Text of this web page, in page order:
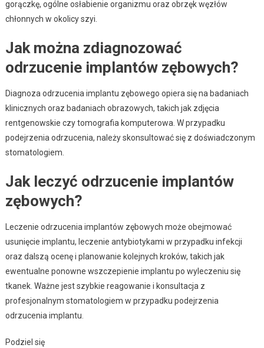
gorączkę, ogólne osłabienie organizmu oraz obrzęk węzłów
chłonnych w okolicy szyi.
Jak można zdiagnozować
odrzucenie implantów zębowych?
Diagnoza odrzucenia implantu zębowego opiera się na badaniach
klinicznych oraz badaniach obrazowych, takich jak zdjęcia
rentgenowskie czy tomografia komputerowa. W przypadku
podejrzenia odrzucenia, należy skonsultować się z doświadczonym
stomatologiem.
Jak leczyć odrzucenie implantów
zębowych?
Leczenie odrzucenia implantów zębowych może obejmować
usunięcie implantu, leczenie antybiotykami w przypadku infekcji
oraz dalszą ocenę i planowanie kolejnych kroków, takich jak
ewentualne ponowne wszczepienie implantu po wyleczeniu się
tkanek. Ważne jest szybkie reagowanie i konsultacja z
profesjonalnym stomatologiem w przypadku podejrzenia
odrzucenia implantu.
Podziel się